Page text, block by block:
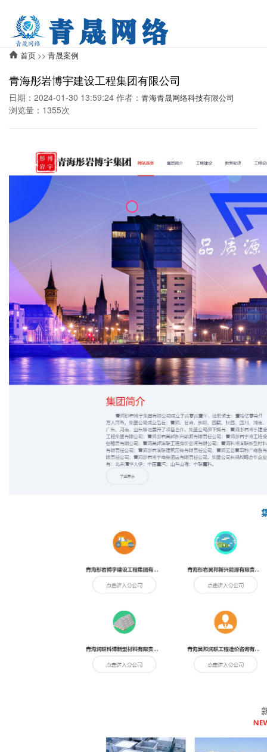
首页 >> 青晟案例
青海彤岩博宇建设工程集团有限公司
日期：2024-01-30 13:59:24 作者： 青海青晟网络科技有限公司
浏览量：1355次